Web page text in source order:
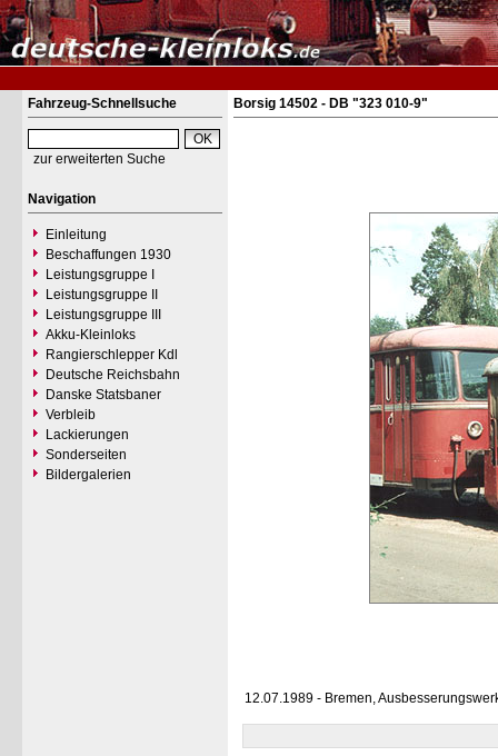
Fahrzeug-Schnellsuche
zur erweiterten Suche
Navigation
Einleitung
Beschaffungen 1930
Leistungsgruppe I
Leistungsgruppe II
Leistungsgruppe III
Akku-Kleinloks
Rangierschlepper Kdl
Deutsche Reichsbahn
Danske Statsbaner
Verbleib
Lackierungen
Sonderseiten
Bildergalerien
Borsig 14502 - DB "323 010-9"
12.07.1989 - Bremen,